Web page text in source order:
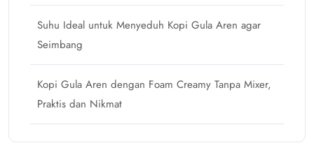
Suhu Ideal untuk Menyeduh Kopi Gula Aren agar
Seimbang
Kopi Gula Aren dengan Foam Creamy Tanpa Mixer,
Praktis dan Nikmat